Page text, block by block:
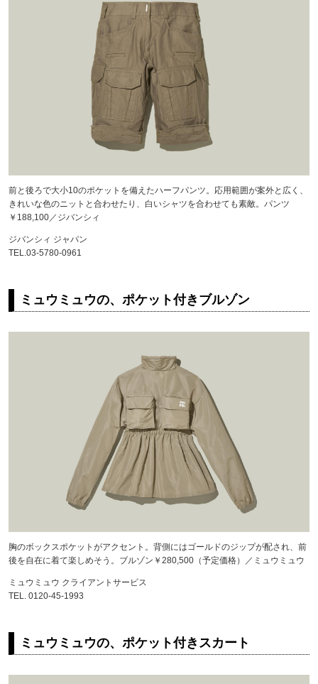
前と後ろで大小10のポケットを備えたハーフパンツ。応用範囲が案外と広く、
きれいな色のニットと合わせたり、白いシャツを合わせても素敵。パンツ
￥188,100／ジバンシィ
ジバンシィ ジャパン
TEL.03-5780-0961
ミュウミュウの、ポケット付きブルゾン
胸のボックスポケットがアクセント。背側にはゴールドのジップが配され、前
後を自在に着て楽しめそう。ブルゾン￥280,500（予定価格）／ミュウミュウ
ミュウミュウ クライアントサービス
TEL. 0120-45-1993
ミュウミュウの、ポケット付きスカート